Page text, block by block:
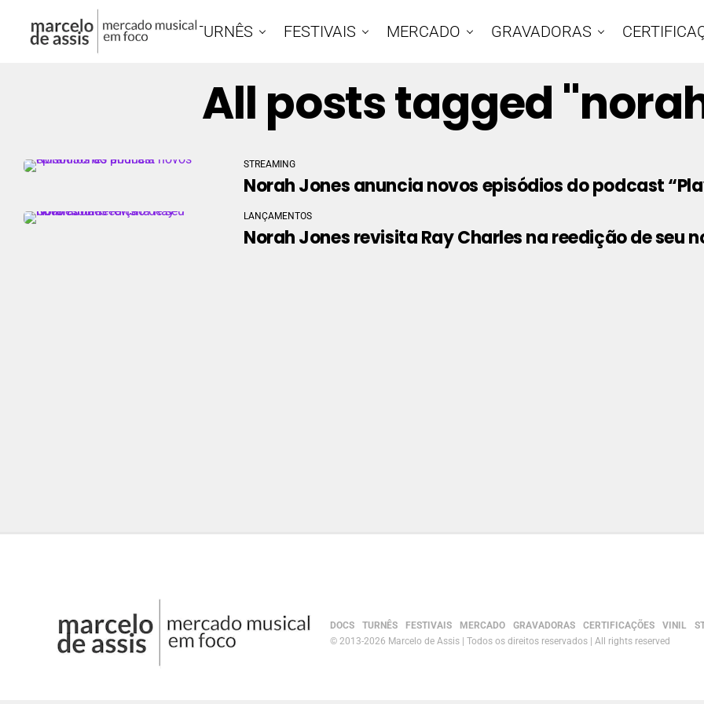
DOCS TURNÊS FESTIVAIS MERCADO GRAVADORAS
All posts tagged
STREAMING
Norah Jones anuncia novos episódios do podcast
LANÇAMENTOS
Norah Jones revisita Ray Charles na reedição de seu
DOCS TURNÊS FESTIVAIS MERCADO GRAVADORAS CERTIFICAÇÕES VINIL
© 2013-2026 Marcelo de Assis | Todos os direitos reservados | All rights reserved